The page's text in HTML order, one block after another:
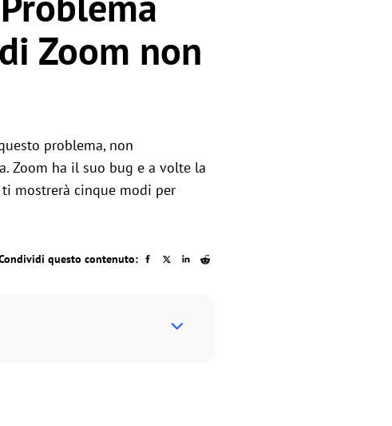
Zoom non
problema, non
Zoom ha il suo bug e a volte la
mostrerà cinque modi per
questo contenuto: